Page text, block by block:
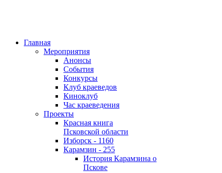
Главная
Мероприятия
Анонсы
События
Конкурсы
Клуб краеведов
Киноклуб
Час краеведения
Проекты
Красная книга
Псковской области
Изборск - 1160
Карамзин - 255
История Карамзина о
Пскове